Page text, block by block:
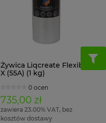
Żywica Liqcreate Flexible-
X (55A) (1 kg)
0 ocen
735,00 zł
zawiera 23.00% VAT, bez
kosztów dostawy